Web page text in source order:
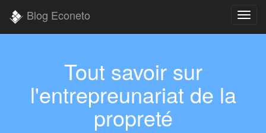
Blog Econeto
Tout savoir sur
l'entrepreunariat de la
propreté